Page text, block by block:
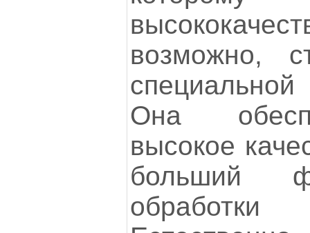
возможно,
Она
высокое
больший